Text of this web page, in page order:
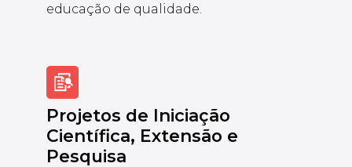
educação de qualidade.
Projetos de Iniciação
Científica, Extensão e
Pesquisa